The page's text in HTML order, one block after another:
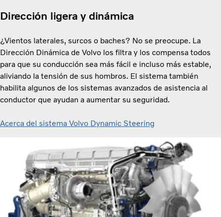
Dirección ligera y dinámica
¿Vientos laterales, surcos o baches? No se preocupe. La
Dirección Dinámica de Volvo los filtra y los compensa todos
para que su conducción sea más fácil e incluso más estable,
aliviando la tensión de sus hombros. El sistema también
habilita algunos de los sistemas avanzados de asistencia al
conductor que ayudan a aumentar su seguridad.
Acerca del sistema Volvo Dynamic Steering